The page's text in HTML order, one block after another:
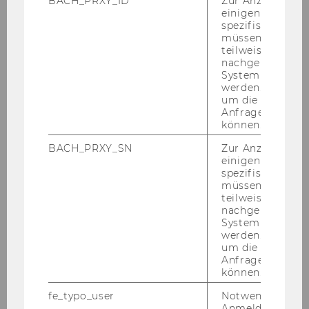
Track 2: AI in the students'
Artificial intelligence (AI) is rapidly
transforming the world around us, and
education is no exception. AI-powered
tools and technologies are already
being used in a variety of ways to
enhance student learning, from
providing personalized feedback to
creating immersive learning
This track aims to explore how AI
technologies shape and enhance the
educational experiences of students.
In particular, we want to examine
einigen WU-
spezifischen
müssen
teilweise von
nachgelagerten
System
werden.
um die Antwort
Anfrage
können.
BACH_PRXY_SN
Zur Anzeige von
einigen WU-
spezifischen
müssen
teilweise von
nachgelagerten
System
werden.
um die Antwort
Anfrage
können.
fe_typo_user
Notwendig für